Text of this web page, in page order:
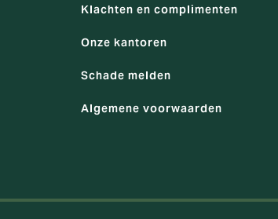
Klachten en complimenten
Onze kantoren
Schade melden
Algemene voorwaarden